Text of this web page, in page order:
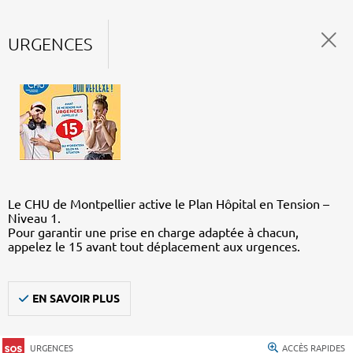
URGENCES
Le CHU de Montpellier active le Plan Hôpital en Tension –
Niveau 1.
Pour garantir une prise en charge adaptée à chacun,
appelez le 15 avant tout déplacement aux urgences.
EN SAVOIR PLUS
URGENCES ACCÈS RAPIDES